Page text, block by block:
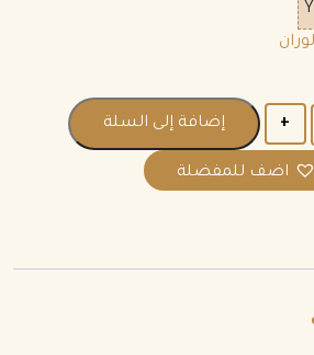
إضافة إلى السلة
اضف للمفضلة